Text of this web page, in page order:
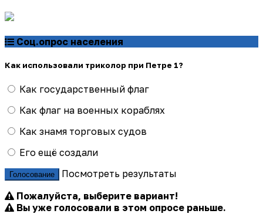
Соц.опрос населения
Как использовали триколор при Петре 1?
Как государственный флаг
Как флаг на военных кораблях
Как знамя торговых судов
Его ещё создали
Голосование
Посмотреть результаты
Пожалуйста, выберите вариант!
Вы уже голосовали в этом опросе раньше.